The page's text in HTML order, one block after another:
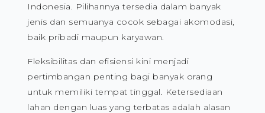
Indonesia. Pilihannya tersedia dalam banyak
jenis dan semuanya cocok sebagai akomodasi,
baik pribadi maupun karyawan.
Fleksibilitas dan efisiensi kini menjadi
pertimbangan penting bagi banyak orang
untuk memiliki tempat tinggal. Ketersediaan
lahan dengan luas yang terbatas adalah alasan